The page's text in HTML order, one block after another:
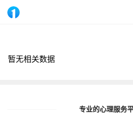
暂无相关数据
专业的心理服务